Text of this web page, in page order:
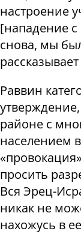
настроение
[нападение
снова, мы
Раввин
районе с
населением
просить
Вся Эрец-
никак не
нахожусь в